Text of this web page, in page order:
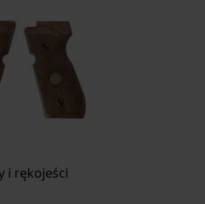
i rękojeści